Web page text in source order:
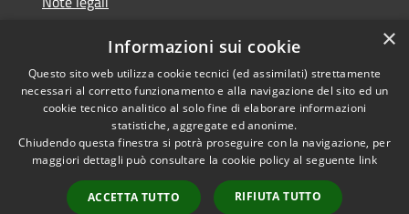
Whisteblowing
RSS
Accessibilità
Copyright © 2026 • Comune di
Municipium•
Accesso
×
Informazioni sui cookie
Questo sito web utilizza cookie tecnici (ed assimilati) strettamente
necessari al corretto funzionamento e alla navigazione del sito ed un
cookie tecnico analitico al solo fine di elaborare informazioni
statistiche, aggregate ed anonime.
Chiudendo questa finestra si potrà proseguire con la navigazione, per
maggiori dettagli può consultare la cookie policy al seguente link
ACCETTA TUTTO RIFIUTA TUTTO